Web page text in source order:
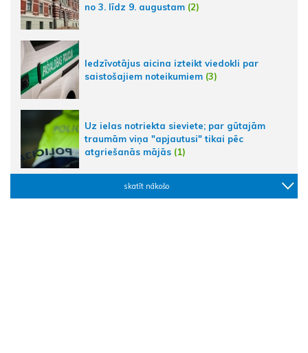
no 3. līdz 9. augustam (2)
Iedzīvotājus aicina izteikt viedokli par
saistošajiem noteikumiem (3)
Uz ielas notriekta sieviete; par gūtajām
traumām viņa "apjautusi" tikai pēc
atgriešanās mājās (1)
skatīt nākošo